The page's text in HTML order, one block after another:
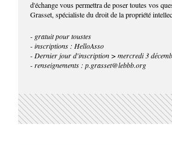
d'échange vous permettra de poser toutes vos
Grasset, spécialiste du droit de la propriété
- gratuit pour toustes
- inscriptions : HelloAsso
- Dernier jour d'inscription > mercredi 3
- renseignements : p.grasset@lebbb.org